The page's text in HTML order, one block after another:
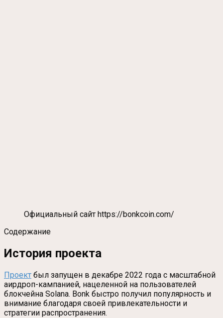
Официальный сайт https://bonkcoin.com/
Содержание
История проекта
Проект был запущен в декабре 2022 года с масштабной
аирдроп-кампанией, нацеленной на пользователей
блокчейна Solana. Bonk быстро получил популярность и
внимание благодаря своей привлекательности и
стратегии распространения.